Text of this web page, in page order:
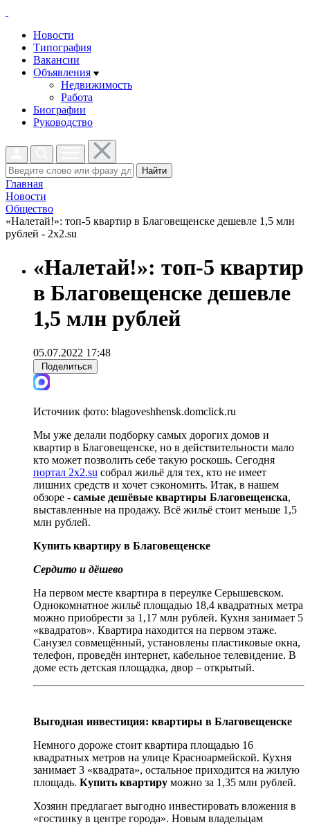
Новости
Типография
Вакансии
Объявления
Недвижимость
Работа
Биографии
Руководство
Найти
Главная
Новости
Общество
«Налетай!»: топ-5 квартир в Благовещенске дешевле 1,5 млн
рублей - 2x2.su
«Налетай!»: топ-5 квартир
в Благовещенске дешевле
1,5 млн рублей
05.07.2022 17:48
Поделиться
Источник фото: blagoveshhensk.domclick.ru
Мы уже делали подборку самых дорогих домов и
квартир в Благовещенске, но в действительности мало
кто может позволить себе такую роскошь. Сегодня
портал 2x2.su собрал жильё для тех, кто не имеет
лишних средств и хочет сэкономить. Итак, в нашем
обзоре - самые дешёвые квартиры Благовещенска,
выставленные на продажу. Всё жильё стоит меньше 1,5
млн рублей.
Купить квартиру в Благовещенске
Сердито и дёшево
На первом месте квартира в переулке Серышевском.
Однокомнатное жильё площадью 18,4 квадратных метра
можно приобрести за 1,17 млн рублей. Кухня занимает 5
«квадратов». Квартира находится на первом этаже.
Санузел совмещённый, установлены пластиковые окна,
телефон, проведён интернет, кабельное телевидение. В
доме есть детская площадка, двор – открытый.
Выгодная инвестиция: квартиры в Благовещенске
Немного дороже стоит квартира площадью 16
квадратных метров на улице Красноармейской. Кухня
занимает 3 «квадрата», остальное приходится на жилую
площадь. Купить квартиру можно за 1,35 млн рублей.
Хозяин предлагает выгодно инвестировать вложения в
«гостинку в центре города». Новым владельцам